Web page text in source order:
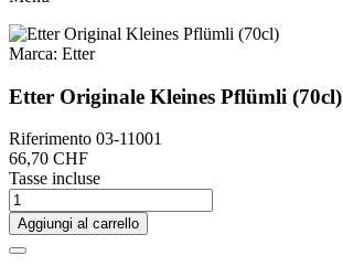
Marca: Etter
Etter Originale Kleines Pflümli (70cl)
Riferimento 03-11001
66,70 CHF
Tasse incluse
Aggiungi al carrello